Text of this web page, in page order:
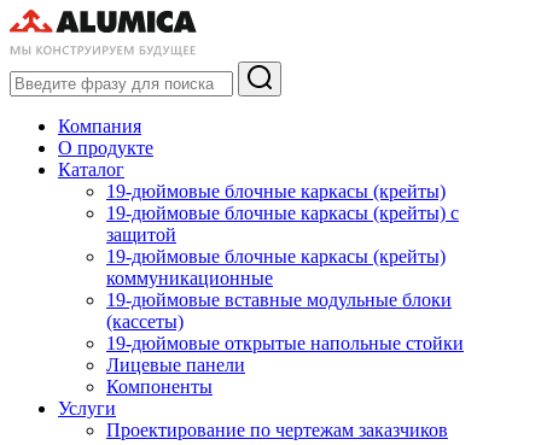
Компания
О продукте
Каталог
19-дюймовые блочные каркасы (крейты)
19-дюймовые блочные каркасы (крейты) с
защитой
19-дюймовые блочные каркасы (крейты)
коммуникационные
19-дюймовые вставные модульные блоки
(кассеты)
19-дюймовые открытые напольные стойки
Лицевые панели
Компоненты
Услуги
Проектирование по чертежам заказчиков